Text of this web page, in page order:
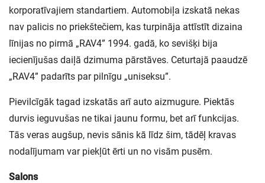
korporatīvajiem standartiem. Automobiļa izskatā nekas
nav palicis no priekštečiem, kas turpināja attīstīt dizaina
līnijas no pirmā „RAV4” 1994. gadā, ko sevišķi bija
iecienījušas daiļā dzimuma pārstāves. Ceturtajā paaudzē
„RAV4” padarīts par pilnīgu „uniseksu”.
Pievilcīgāk tagad izskatās arī auto aizmugure. Piektās
durvis ieguvušas ne tikai jaunu formu, bet arī funkcijas.
Tās veras augšup, nevis sānis kā līdz šim, tādēļ kravas
nodalījumam var piekļūt ērti un no visām pusēm.
Salons